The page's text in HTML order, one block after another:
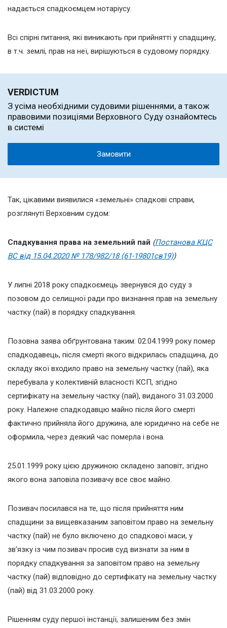
надається спадкоємцем нотаріусу.
Всі спірні питання, які виникають при прийнятті у спадщину,
в т.ч. землі, прав на неї, вирішуються в судовому порядку.
VERDICTUM
З усіма необхідними судовими рішеннями, а також
правовими позиціями Верховного Суду ознайомтесь
в системі
Замовити
Так, цікавими виявилися «земельні» спадкові справи,
розглянуті Верховним судом:
Спадкування права на земельний пай (Постанова КЦС
ВС від 15.04.2020 № 178/982/18 (61-19801св19))
У липні 2018 року спадкоємець звернувся до суду з
позовом до селищної ради про визнання прав на земельну
частку (пай) в порядку спадкування.
Позовна заява обґрунтована таким: 02.04.1999 року помер
спадкодавець, після смерті якого відкрилась спадщина, до
складу якої входило право на земельну частку (пай), яка
перебувала у колективній власності КСП, згідно
сертифікату на земельну частку (пай), виданого 31.03.2000
року. Належне спадкодавцю майно після його смерті
фактично прийняла його дружина, але юридично на себе не
оформила, через деякий час померла і вона.
25.01.1999 року цією дружиною складено заповіт, згідно
якого вона заповіла позивачу все своє майно.
Позивач посилався на те, що після прийняття ним
спадщини за вищевказаним заповітом право на земельну
частку (пай) не було включено до спадкової маси, у
зв’язку із чим позивач просив суд визнати за ним в
порядку спадкування за заповітом право на земельну
частку (пай) відповідно до сертифікату на земельну частку
(пай) від 31.03.2000 року.
Рішенням суду першої інстанції, залишеним без змін